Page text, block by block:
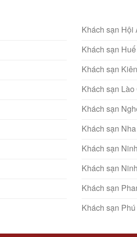
Khách sạn Hội
Khách sạn Huế
Khách sạn
Khách sạn Lào
Khách sạn
Khách sạn
Khách sạn
Khách sạn
Khách sạn
Khách sạn